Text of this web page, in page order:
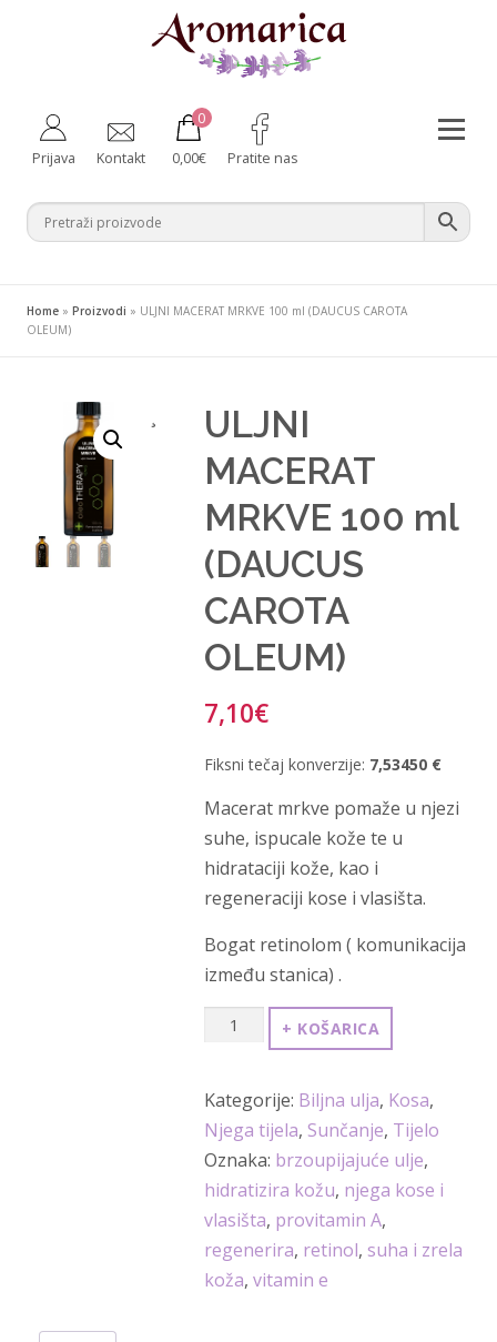
Prijava Kontakt
0
0,00€ Pratite nas
Za kućne ljubimce Ambalaža
Home» Proizvodi » ULJNI MACERAT MRKVE 100 ml (DAUCUS CAROTA
OLEUM)
¸
ULJNI
MACERAT
MRKVE 100 ml
(DAUCUS
CAROTA
OLEUM)
7,10€
Fiksni tečaj konverzije: 7,53450 €
Macerat mrkve pomaže u njezi
suhe, ispucale kože te u
hidrataciji kože, kao i
regeneraciji kose i vlasišta.
Bogat retinolom ( komunikacija
između stanica) .
ULJNI
MACERAT
100
ml
(DAUCUS
CAROTA
OLEUM)
količina
+ KOŠARICA
Kategorije: Biljna ulja, Kosa,
Njega tijela, Sunčanje, Tijelo
Oznaka: brzoupijajuće ulje,
hidratizira kožu, njega kose i
vlasišta, provitamin A,
regenerira, retinol, suha i zrela
koža, vitamin e